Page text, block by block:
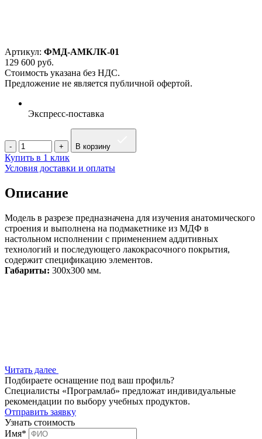
Артикул: ФМД-АМКЛК-01
129 600 руб.
Стоимость указана без НДС.
Предложение не является публичной офертой.
Экспресс-поставка
В корзину
Купить в 1 клик
Условия доставки и оплаты
Описание
Модель в разрезе предназначена для изучения анатомического
строения и выполнена на подмакетнике из МДФ в
настольном исполнении с применением аддитивных
технологий и последующего лакокрасочного покрытия,
содержит спецификацию элементов.
Габариты: 300х300 мм.
Читать далее
Подбираете оснащение под ваш профиль?
Специалисты «Програмлаб» предложат индивидуальные
рекомендации по выбору учебных продуктов.
Отправить заявку
Узнать стоимость
Имя*